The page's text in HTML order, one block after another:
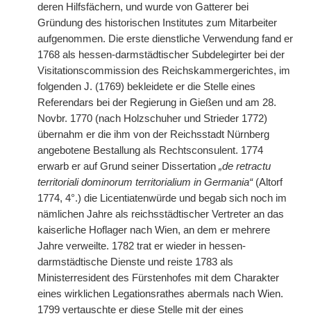
deren Hilfsfächern, und wurde von Gatterer bei
Gründung des historischen Institutes zum Mitarbeiter
aufgenommen. Die erste dienstliche Verwendung fand er
1768 als hessen-darmstädtischer Subdelegirter bei der
Visitationscommission des Reichskammergerichtes, im
folgenden J. (1769) bekleidete er die Stelle eines
Referendars bei der Regierung in Gießen und am 28.
Novbr. 1770 (nach Holzschuher und Strieder 1772)
übernahm er die ihm von der Reichsstadt Nürnberg
angebotene Bestallung als Rechtsconsulent. 1774
erwarb er auf Grund seiner Dissertation „de retractu
territoriali dominorum territorialium in Germania“(Altorf
1774, 4°.) die Licentiatenwürde und begab sich noch im
nämlichen Jahre als reichsstädtischer Vertreter an das
kaiserliche Hoflager nach Wien, an dem er mehrere
Jahre verweilte. 1782 trat er wieder in hessen-
darmstädtische Dienste und reiste 1783 als
Ministerresident des Fürstenhofes mit dem Charakter
eines wirklichen Legationsrathes abermals nach Wien.
1799 vertauschte er diese Stelle mit der eines